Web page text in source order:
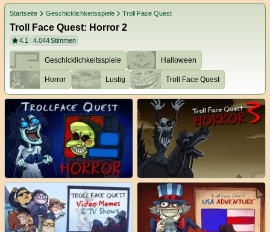
Startseite Geschicklichkeitsspiele Troll Face Quest
Troll Face Quest: Horror 2
4.1 4.044Stimmen
Geschicklichkeitsspiele Halloween
Horror Lustig Troll Face Quest